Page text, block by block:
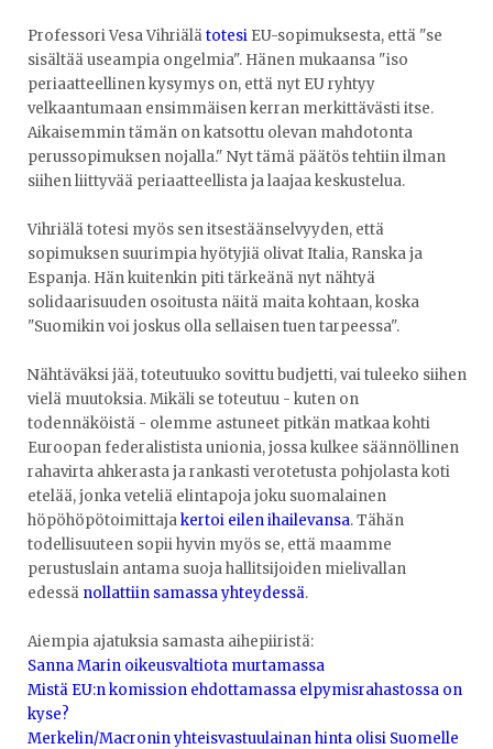
Professori Vesa Vihriälätotesi EU-sopimuksesta, että "se
sisältää useampia ongelmia". Hänen mukaansa "iso
periaatteellinen kysymys on, että nyt EU ryhtyy
velkaantumaan ensimmäisen kerran merkittävästi itse.
Aikaisemmin tämän on katsottu olevan mahdotonta
perussopimuksen nojalla." Nyt tämä päätös tehtiin ilman
siihen liittyvää periaatteellista ja laajaa keskustelua.
Vihriälä totesi myös sen itsestäänselvyyden, että
sopimuksen suurimpia hyötyjiä olivat Italia, Ranska ja
Espanja. Hän kuitenkin piti tärkeänä nyt nähtyä
solidaarisuuden osoitusta näitä maita kohtaan, koska
"Suomikin voi joskus olla sellaisen tuen tarpeessa".
Nähtäväksi jää, toteutuuko sovittu budjetti, vai tuleeko siihen
vielä muutoksia. Mikäli se toteutuu - kuten on
todennäköistä - olemme astuneet pitkän matkaa kohti
Euroopan federalistista unionia, jossa kulkee säännöllinen
rahavirta ahkerasta ja rankasti verotetusta pohjolasta koti
etelää, jonka veteliä elintapoja joku suomalainen
höpöhöpötoimittajakertoi eilen ihailevansa. Tähän
todellisuuteen sopii hyvin myös se, että maamme
perustuslain antama suoja hallitsijoiden mielivallan
edessä nollattiin samassa yhteydessä.
Aiempia ajatuksia samasta aihepiiristä:
Sanna Marin oikeusvaltiota murtamassa
Mistä EU:n komission ehdottamassa elpymisrahastossa on
kyse?
Merkelin/Macronin yhteisvastuulainan hinta olisi Suomelle